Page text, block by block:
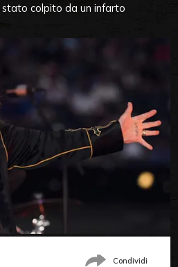
stato colpito da un infarto
Condividi